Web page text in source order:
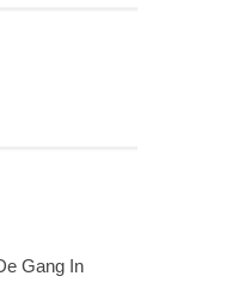
Gang In